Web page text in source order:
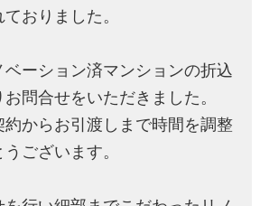
おりました。
ーション済マンションの折込
問合せをいただきました。
からお引渡しまで時間を調整
ございます。